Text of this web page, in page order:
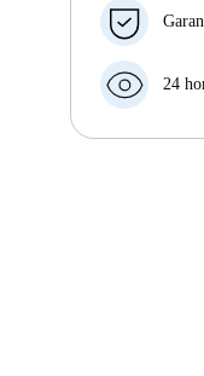
horas
el hotel
24